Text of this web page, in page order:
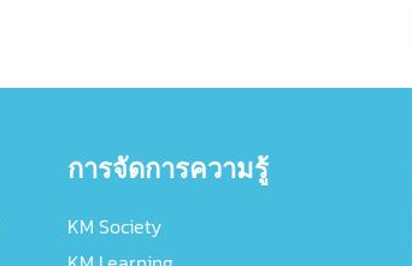
การจัดการความรู้
KM Society